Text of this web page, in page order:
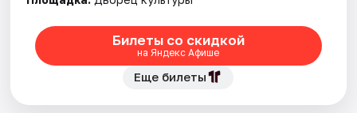
Билеты со скидкой
на Яндекс Афише
Еще билеты